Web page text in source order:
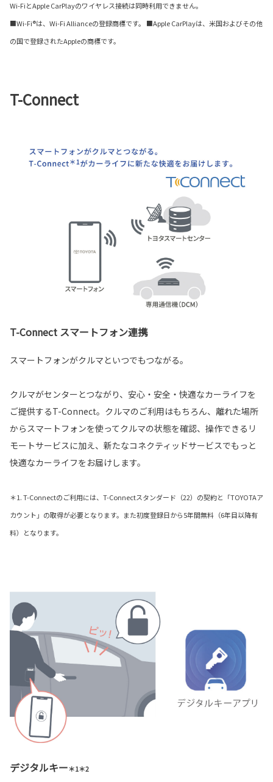
Wi-FiとApple CarPlayのワイヤレス接続は同時利用できません。
■Wi-Fi®は、Wi-Fi Allianceの登録商標です。 ■Apple CarPlayは、米国およびその他
の国で登録されたAppleの商標です。
T-Connect
T-Connect スマートフォン連携
スマートフォンがクルマといつでもつながる。
クルマがセンターとつながり、安心・安全・快適なカーライフを
ご提供するT-Connect。クルマのご利用はもちろん、離れた場所
からスマートフォンを使ってクルマの状態を確認、操作できるリ
モートサービスに加え、新たなコネクティッドサービスでもっと
快適なカーライフをお届けします。
＊1. T-Connectのご利用には、T-Connectスタンダード（22）の契約と「TOYOTAア
カウント」の取得が必要となります。また初度登録日から5年間無料（6年目以降有
料）となります。
デジタルキー＊1＊2